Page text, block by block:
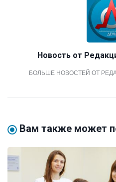
Новость от
БОЛЬШЕ НОВОСТЕЙ ОТ
Вам также может